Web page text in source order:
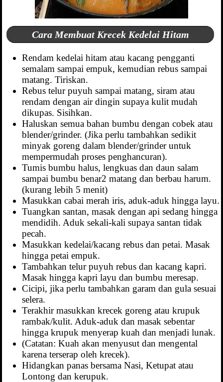
Cara Membuat Krecek Kedelai Hitam
Rendam kedelai hitam atau kacang pengganti
semalam sampai empuk, kemudian rebus sampai
matang. Tiriskan.
Rebus telur puyuh sampai matang, siram atau
rendam dengan air dingin supaya kulit mudah
dikupas. Sisihkan.
Haluskan semua bahan bumbu dengan cobek atau
blender/grinder. (Jika perlu tambahkan sedikit
minyak goreng dalam blender/grinder untuk
mempermudah proses penghancuran).
Tumis bumbu halus, lengkuas dan daun salam
sampai bumbu benar2 matang dan berbau harum.
(kurang lebih 5 menit)
Masukkan cabai merah iris, aduk-aduk hingga layu.
Tuangkan santan, masak dengan api sedang hingga
mendidih. Aduk sekali-kali supaya santan tidak
pecah.
Masukkan kedelai/kacang rebus dan petai. Masak
hingga petai empuk.
Tambahkan telur puyuh rebus dan kacang kapri.
Masak hingga kapri layu dan bumbu meresap.
Cicipi, jika perlu tambahkan garam dan gula sesuai
selera.
Terakhir masukkan krecek goreng atau krupuk
rambak/kulit. Aduk-aduk dan masak sebentar
hingga krupuk menyerap kuah dan menjadi lunak.
(Catatan: Kuah akan menyusut dan mengental
karena terserap oleh krecek).
Hidangkan panas bersama Nasi, Ketupat atau
Lontong dan kerupuk.